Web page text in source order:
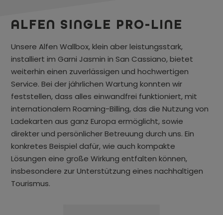
ALFEN SINGLE PRO-LINE
Unsere Alfen Wallbox, klein aber leistungsstark,
installiert im Garni Jasmin in San Cassiano, bietet
weiterhin einen zuverlässigen und hochwertigen
Service. Bei der jährlichen Wartung konnten wir
feststellen, dass alles einwandfrei funktioniert, mit
internationalem Roaming-Billing, das die Nutzung von
Ladekarten aus ganz Europa ermöglicht, sowie
direkter und persönlicher Betreuung durch uns. Ein
konkretes Beispiel dafür, wie auch kompakte
Lösungen eine große Wirkung entfalten können,
insbesondere zur Unterstützung eines nachhaltigen
Tourismus.